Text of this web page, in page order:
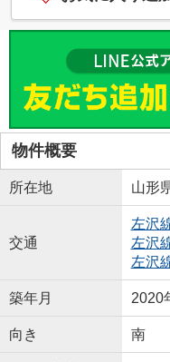
物件概要
所在地 山形
交通
左沢
左沢
左沢
築年月 2020
向き 南